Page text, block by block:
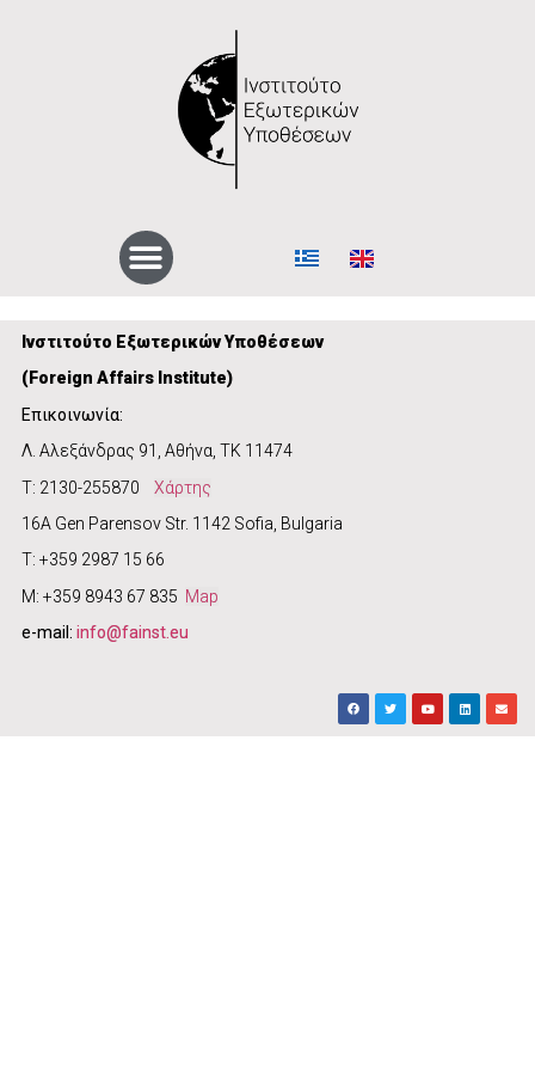
Ινστιτούτο Εξωτερικών Υποθέσεων
(Foreign Affairs Institute)
Επικοινωνία:
Λ. Αλεξάνδρας 91, Αθήνα, ΤΚ 11474
Τ: 2130-255870
Χάρτης
16A Gen Parensov Str. 1142 Sofia, Bulgaria
T: +359 2987 15 66
M: +359 8943 67 835 Map
e-mail: info@fainst.eu